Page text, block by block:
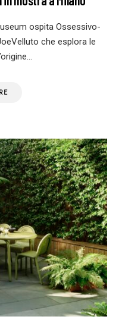
ospita Ossessivo-
che esplora le